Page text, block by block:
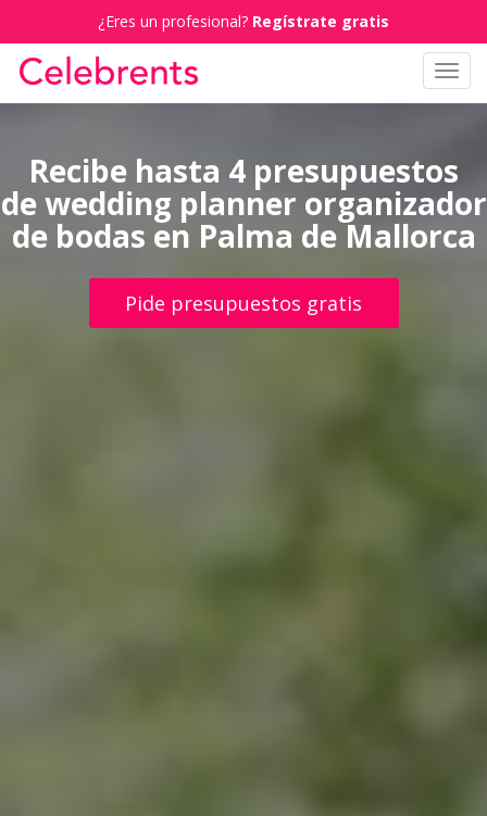
¿Eres un profesional? Regístrate gratis
Recibe hasta 4 presupuestos
de wedding planner organizador
de bodas en Palma de Mallorca
Pide presupuestos gratis